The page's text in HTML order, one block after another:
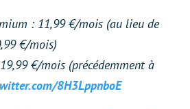
: 11,99 €/mois (au lieu de
€/mois)
€/mois (précédemment à
8H3LppnboE